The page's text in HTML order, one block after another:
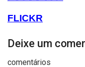
FLICKR
Deixe um
comentários